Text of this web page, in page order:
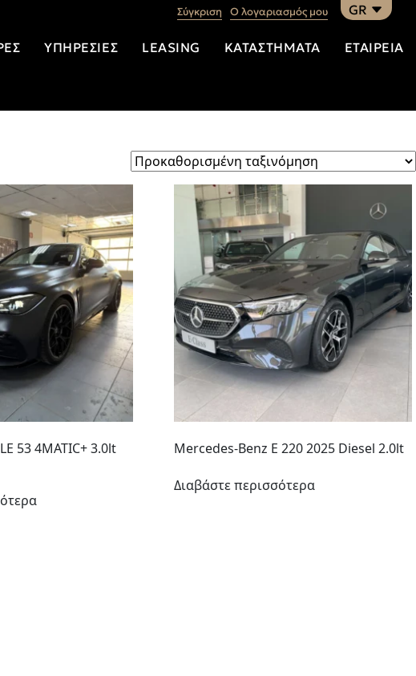
GR
Σύγκριση Ο λογαριασμός μου
ΥΠΗΡΕΣΊΕΣ LEASING ΚΑΤΑΣΤΉΜΑΤΑ ΕΤΑΙΡΕΊΑ
53 4MATIC+ 3.0lt
Mercedes-Benz E 220 2025 Diesel 2.0lt
Διαβάστε περισσότερα